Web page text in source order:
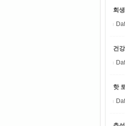
회
건
핫